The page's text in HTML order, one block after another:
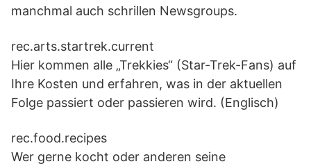
manchmal auch schrillen Newsgroups.
rec.arts.startrek.current
Hier kommen alle „Trekkies“ (Star-Trek-Fans) auf
Ihre Kosten und erfahren, was in der aktuellen
Folge passiert oder passieren wird. (Englisch)
rec.food.recipes
Wer gerne kocht oder anderen seine